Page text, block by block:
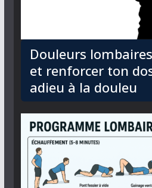
Douleurs
et renforcer ton
adieu à la douleu